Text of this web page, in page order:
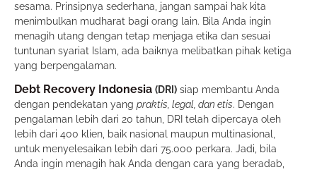
sesama. Prinsipnya sederhana, jangan sampai hak kita
menimbulkan mudharat bagi orang lain. Bila Anda ingin
menagih utang dengan tetap menjaga etika dan sesuai
tuntunan syariat Islam, ada baiknya melibatkan pihak ketiga
yang berpengalaman.
Debt Recovery Indonesia (DRI) siap membantu Anda
dengan pendekatan yang praktis, legal, dan etis. Dengan
pengalaman lebih dari 20 tahun, DRI telah dipercaya oleh
lebih dari 400 klien, baik nasional maupun multinasional,
untuk menyelesaikan lebih dari 75.000 perkara. Jadi, bila
Anda ingin menagih hak Anda dengan cara yang beradab,